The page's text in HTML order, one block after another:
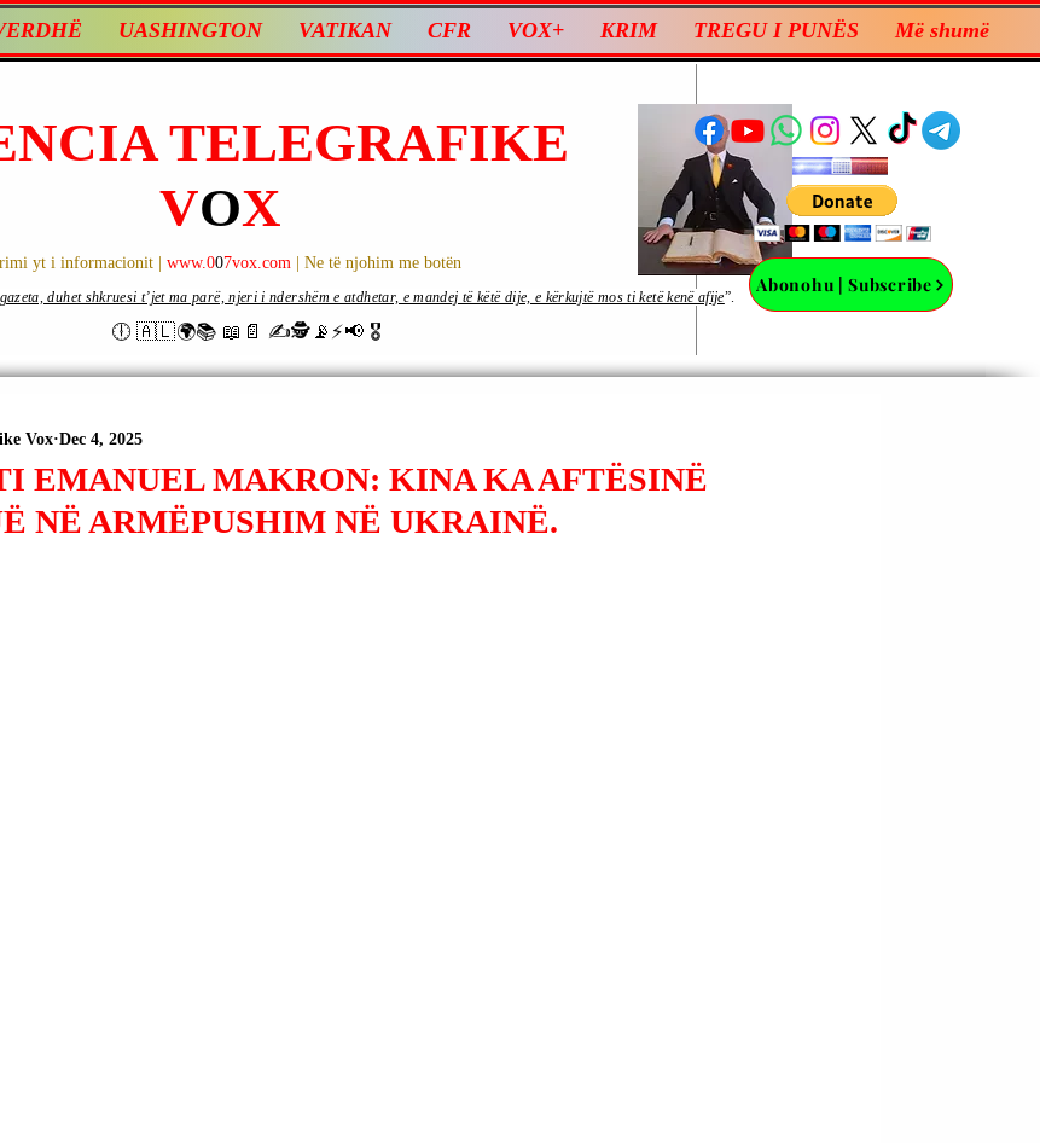
UASHINGTON VATIKAN CFR VOX+ KRIM TREGU I PUNËS Më shumë
TELEGRAFIKE
VOX
yt i informacionit | www.007vox.com | Ne të njohim me botën
🕕 🇦🇱🌍📚 📖📄 ✍🕵️📡⚡️📢 🎖
Abonohu | Subscribe
duhet shkruesi t’jet ma parë, njeri i ndershëm e atdhetar, e mandej të këtë dije, e kërkujtë mos ti ketë kenë afije”.
EMANUEL MAKRON: KINA KA AFTËSINË
NË ARMËPUSHIM NË UKRAINË.
Vox Dec 4, 2025